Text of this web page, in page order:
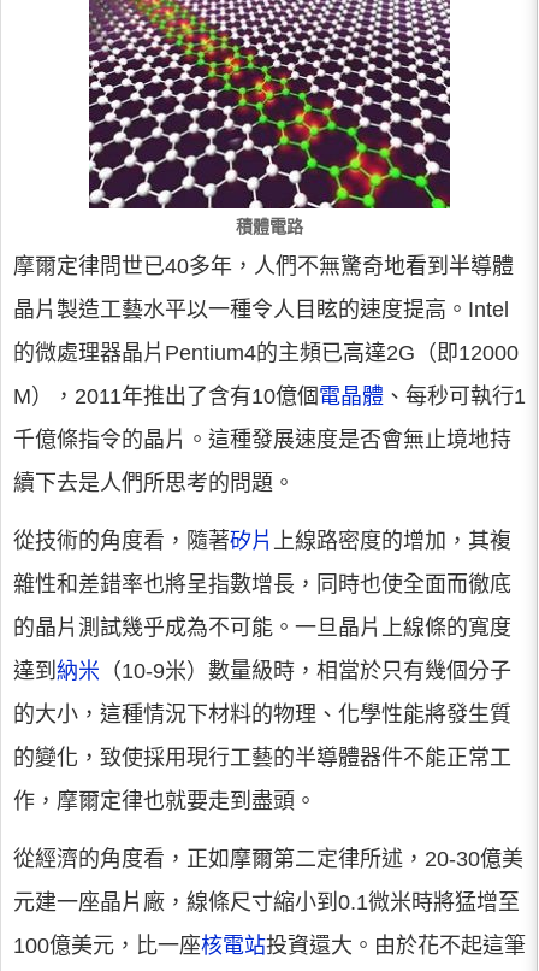
積體電路
摩爾定律問世已40多年，人們不無驚奇地看到半導體
晶片製造工藝水平以一種令人目眩的速度提高。Intel
的微處理器晶片Pentium4的主頻已高達2G（即12000
M），2011年推出了含有10億個電晶體 、每秒可執行1
千億條指令的晶片。這種發展速度是否會無止境地持
續下去是人們所思考的問題。
從技術的角度看，隨著矽片 上線路密度的增加，其複
雜性和差錯率也將呈指數增長，同時也使全面而徹底
的晶片測試幾乎成為不可能。一旦晶片上線條的寬度
達到 納米 （10-9米）數量級時，相當於只有幾個分子
的大小，這種情況下材料的物理、化學性能將發生質
的變化，致使採用現行工藝的半導體器件不能正常工
作，摩爾定律也就要走到盡頭。
從經濟的角度看，正如摩爾第二定律所述，20-30億美
元建一座晶片廠，線條尺寸縮小到0.1微米時將猛增至
100億美元，比一座核電站投資還大。由於花不起這筆